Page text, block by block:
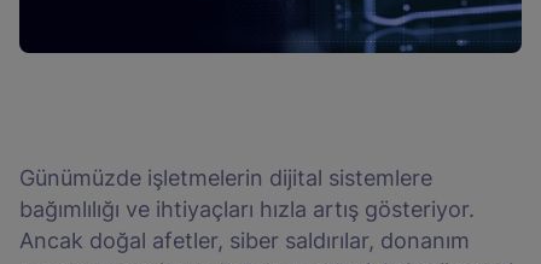
Günümüzde işletmelerin dijital sistemlere
bağımlılığı ve ihtiyaçları hızla artış gösteriyor.
Ancak doğal afetler, siber saldırılar, donanım